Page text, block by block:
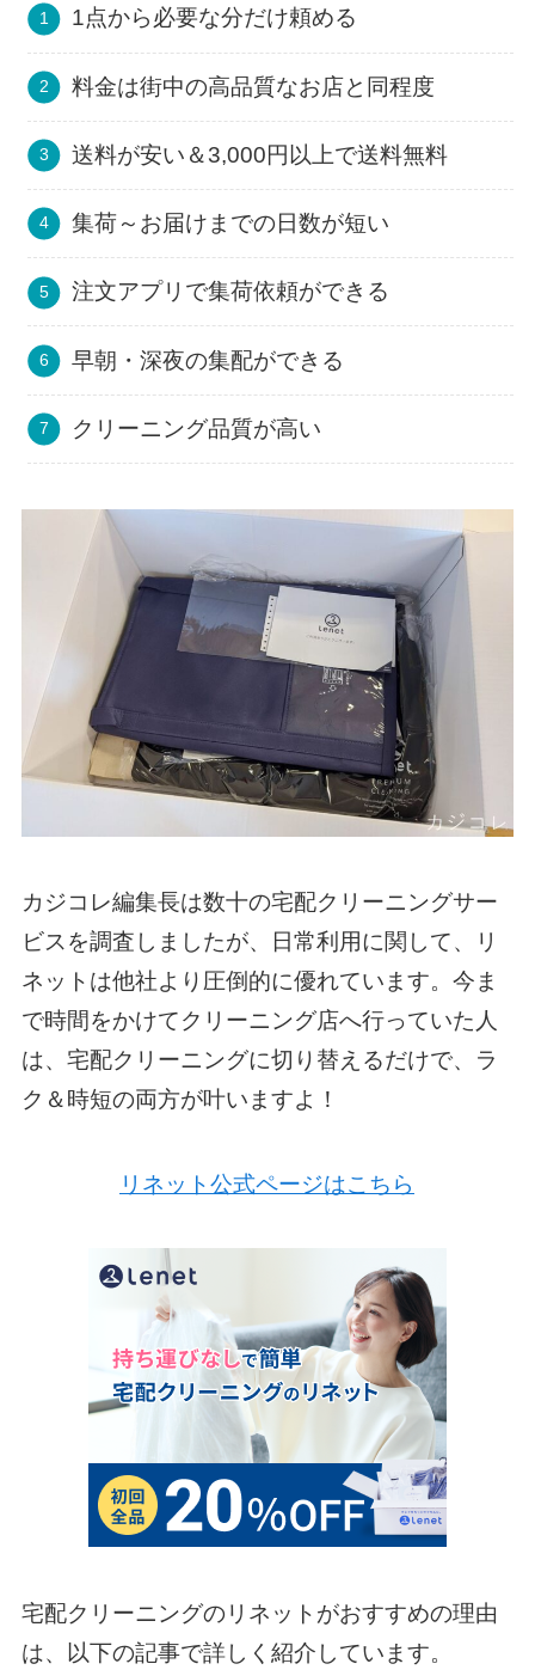
1点から必要な分だけ頼める
料金は街中の高品質なお店と同程度
送料が安い＆3,000円以上で送料無料
集荷～お届けまでの日数が短い
注文アプリで集荷依頼ができる
早朝・深夜の集配ができる
クリーニング品質が高い
カジコレ編集長は数十の宅配クリーニングサー
ビスを調査しましたが、日常利用に関して、リ
ネットは他社より圧倒的に優れています。今ま
で時間をかけてクリーニング店へ行っていた人
は、宅配クリーニングに切り替えるだけで、ラ
ク＆時短の両方が叶いますよ！
リネット公式ページはこちら
宅配クリーニングのリネットがおすすめの理由
は、以下の記事で詳しく紹介しています。